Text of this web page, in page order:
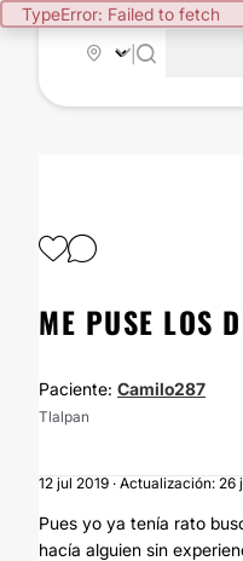
TypeError: Failed to fetch
ME PUSE LOS
Paciente: Camilo287
Tlalpan
12 jul 2019 · Actualización: 26
Pues yo ya tenía rato
hacía alguien sin